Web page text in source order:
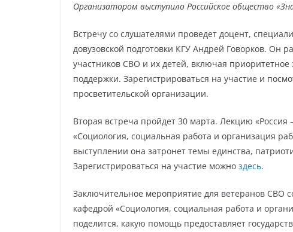
Организатором выступило Российское общество
Встречу со слушателями проведет доцент,
довузовской подготовки КГУ Андрей Говорков. Он
участников СВО и их детей, включая
поддержки. Зарегистрироваться на участие и
просветительской организации.
Вторая встреча пройдет 30 марта. Лекцию
«Социология, социальная работа и организация
выступлении она затронет темы единства,
Зарегистрироваться на участие можно здесь.
Заключительное мероприятие для ветеранов СВО
кафедрой «Социология, социальная работа и
поделится, какую помощь предоставляет